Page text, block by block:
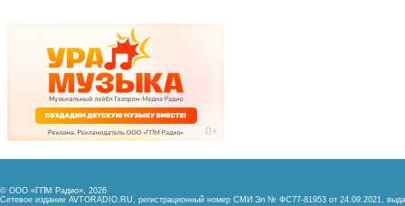
© ООО «ГПМ Радио», 2026
Сетевое издание AVTORADIO.RU, регистрационный номер СМИ Эл № ФС77-81953 от 24.09.2021,